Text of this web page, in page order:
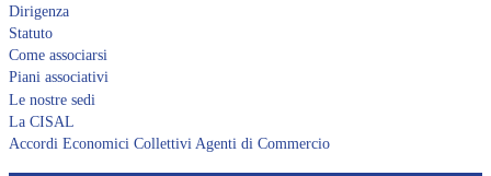
Dirigenza
Statuto
Come associarsi
Piani associativi
Le nostre sedi
La CISAL
Accordi Economici Collettivi Agenti di Commercio